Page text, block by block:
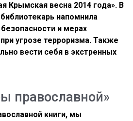
Крымская весна 2014 года». В
напомнила
и мерах
угрозе терроризма. Также
вести себя в экстренных
православной»
книги, мы